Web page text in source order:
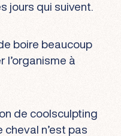
jours qui suivent.
boire beaucoup
l’organisme à
de coolsculpting
cheval n’est pas